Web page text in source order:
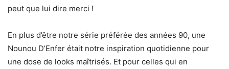
peut que lui dire merci !
En plus d’être notre série préférée des années 90, une
Nounou D’Enfer était notre inspiration quotidienne pour
une dose de looks maîtrisés. Et pour celles qui en